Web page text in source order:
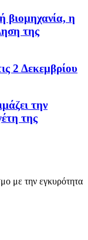
βιομηχανία, η
της
2 Δεκεμβρίου
την
της
με την εγκυρότητα